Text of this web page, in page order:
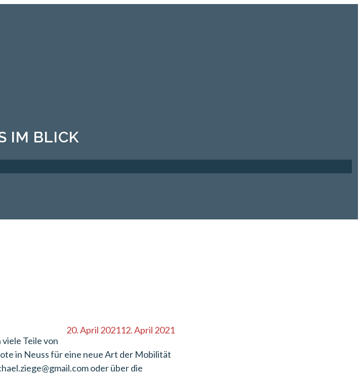
IM BLICK
20. April 202112. April 2021
Teile von
in Neuss für eine neue Art der Mobilität
oder über die